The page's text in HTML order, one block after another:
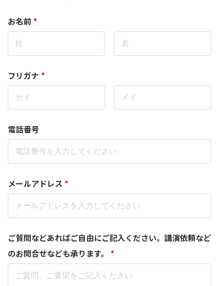
お名前 *
フリガナ *
電話番号
メールアドレス *
ご質問などあればご自由にご記入ください。講演依頼など
のお問合せなども承ります。
*